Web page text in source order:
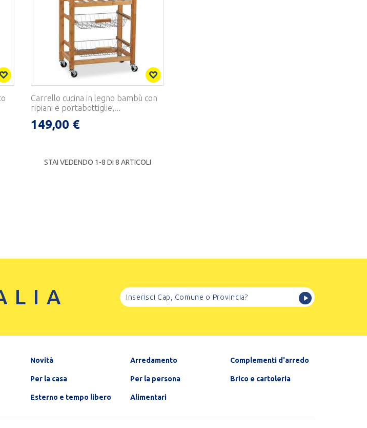
Carrello cucina in legno bambù con
ripiani e portabottiglie,...
149,00 €
STAI VEDENDO 1-8 DI 8 ARTICOLI
Novità Arredamento Complementi d'arredo
Per la casa Per la persona Brico e cartoleria
Esterno e tempo libero Alimentari